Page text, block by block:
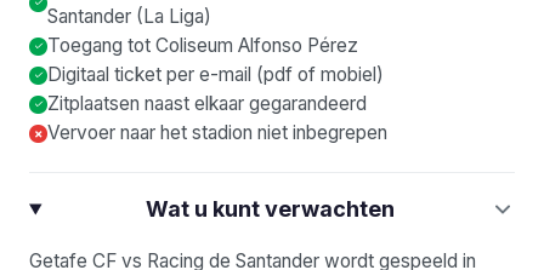
Santander (La Liga)
Toegang tot Coliseum Alfonso Pérez
Digitaal ticket per e-mail (pdf of mobiel)
Zitplaatsen naast elkaar gegarandeerd
× Vervoer naar het stadion niet inbegrepen
Wat u kunt verwachten
Getafe CF vs Racing de Santander wordt gespeeld in